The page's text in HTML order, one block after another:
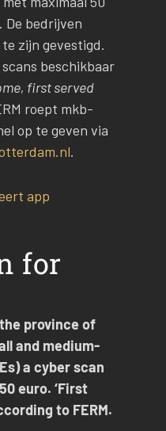
De bedrijven
zijn gevestigd.
beschikbaar
first served
roept mkb-
op te geven via
.
app
for
province of
and medium-
a cyber scan
euro. ‘First
to FERM.